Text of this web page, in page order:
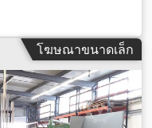
โฆษณาขนาดเล็ก